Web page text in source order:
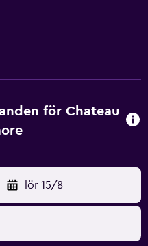
Canmore erbjuder 93
och gratis
hotell i Canmore
Skrivbord och telefon
en bubbelpool finns på
fitnesscenter. Barn
under uppsikt av vuxen.
tillgängliga på
tillkomma.
för Chateau
lör 15/8